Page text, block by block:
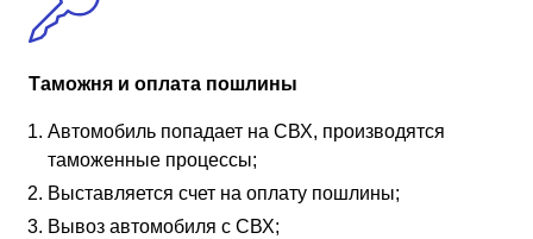
Таможня и оплата пошлины
Автомобиль попадает на СВХ, производятся
таможенные процессы;
Выставляется счет на оплату пошлины;
Вывоз автомобиля с СВХ;